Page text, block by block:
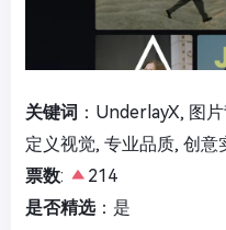
关键词 ：UnderlayX, 图
定义视觉, 专业品质, 创
票数:
214
是否精选：是